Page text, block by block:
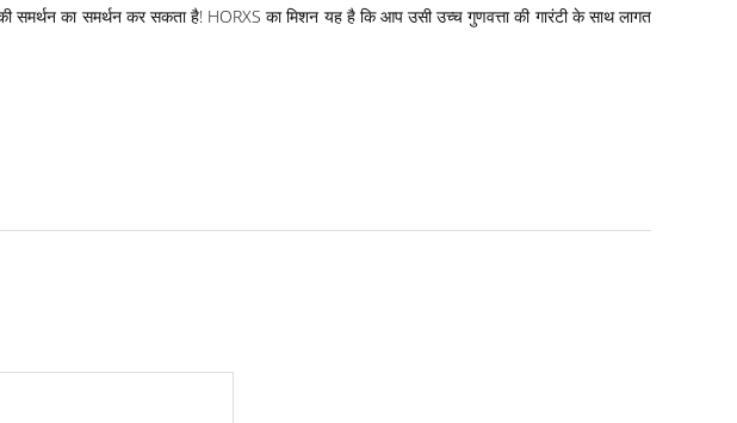
का समर्थन कर सकता है! HORXS का मिशन यह है कि आप उसी उच्च गुणवत्ता की गारंटी के साथ लागत